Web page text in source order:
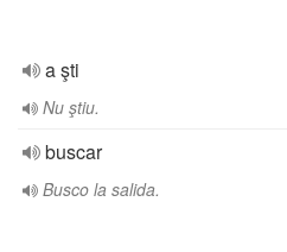
a şti
Nu ştiu.
buscar
Busco la salida.